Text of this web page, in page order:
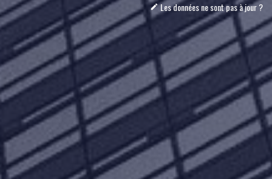
mode_editLes données ne sont pas à jour ?